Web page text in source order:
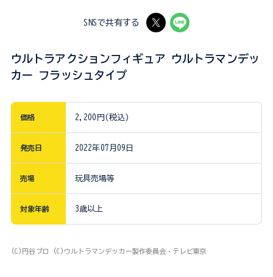
SNSで共有する
ウルトラアクションフィギュア ウルトラマンデッ
カー フラッシュタイプ
価格 2,200円(税込)
発売日 2022年07月09日
売場 玩具売場等
対象年齢 3歳以上
(C)円谷プロ (C)ウルトラマンデッカー製作委員会・テレビ東京